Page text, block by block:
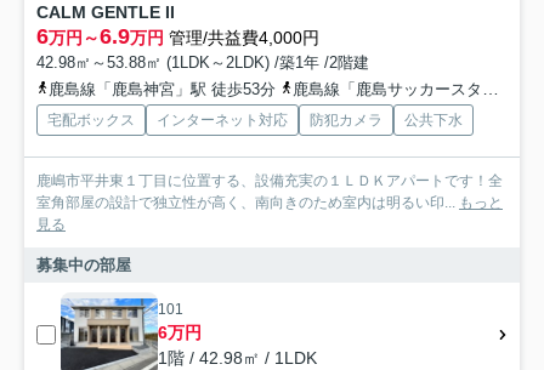
CALM GENTLE II
6万円～6.9万円 管理/共益費4,000円
42.98㎡～53.88㎡ (1LDK～2LDK) /築1年 /2階建
鹿島線「鹿島神宮」駅 徒歩53分
鹿島線「鹿島サッカースタジア」駅 徒歩71分
宅配ボックス インターネット対応 防犯カメラ 公共下水
鹿嶋市平井東１丁目に位置する、設備充実の１ＬＤＫアパートです！全
室角部屋の設計で独立性が高く、南向きのため室内は明るい印... もっと
見る
募集中の部屋
101
6万円
1階 / 42.98㎡ / 1LDK